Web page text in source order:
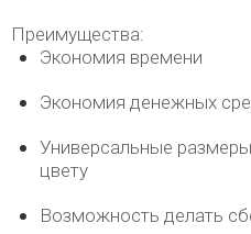
Преимущества:
Экономия времени
Экономия денежных
Универсальные
цвету
Возможность делать